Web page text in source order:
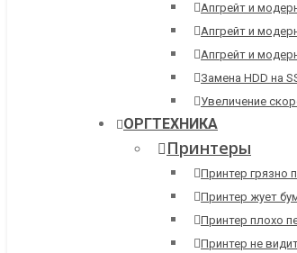
Апгрейт и
Апгрейт и
Апгрейт и
Замена HDD на
Увеличение
ОРГТЕХНИКА
Принтеры
Принтер грязно
Принтер жует
Принтер плохо
Принтер не